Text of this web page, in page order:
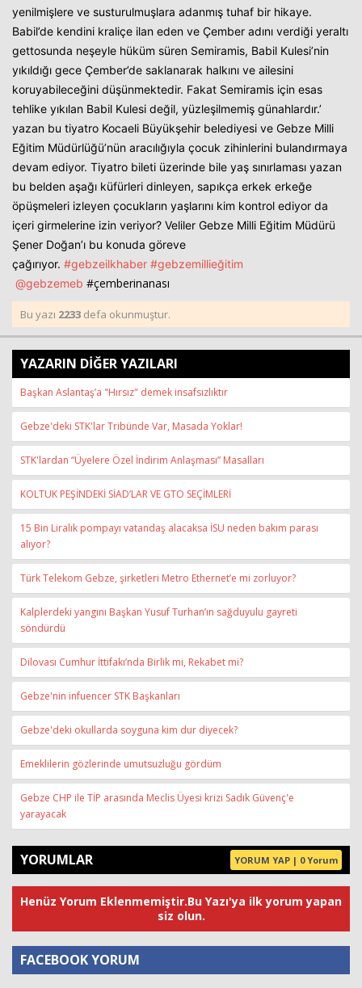
yenilmişlere ve susturulmuşlara adanmış tuhaf bir hikaye.
Babil’de kendini kraliçe ilan eden ve Çember adını verdiği yeraltı
gettosunda neşeyle hüküm süren Semiramis, Babil Kulesi’nin
yıkıldığı gece Çember’de saklanarak halkını ve ailesini
koruyabileceğini düşünmektedir. Fakat Semiramis için esas
tehlike yıkılan Babil Kulesi değil, yüzleşilmemiş günahlardır.’
yazan bu tiyatro Kocaeli Büyükşehir belediyesi ve Gebze Milli
Eğitim Müdürlüğü’nün aracılığıyla çocuk zihinlerini bulandırmaya
devam ediyor. Tiyatro bileti üzerinde bile yaş sınırlaması yazan
bu belden aşağı küfürleri dinleyen, sapıkça erkek erkeğe
öpüşmeleri izleyen çocukların yaşlarını kim kontrol ediyor da
içeri girmelerine izin veriyor? Veliler Gebze Milli Eğitim Müdürü
Şener Doğan’ı bu konuda göreve
çağırıyor. #gebzeilkhaber #gebzemillieğitim
@gebzemeb #çemberinanası
Bu yazı 2233 defa okunmuştur.
YAZARIN DİĞER YAZILARI
Başkan Aslantaş’a "Hırsız" demek insafsızlıktır
Gebze'deki STK'lar Tribünde Var, Masada Yoklar!
STK'lardan “Üyelere Özel İndirim Anlaşması” Masalları
KOLTUK PEŞİNDEKİ SİAD’LAR VE GTO SEÇİMLERİ
15 Bin Liralık pompayı vatandaş alacaksa İSU neden bakım parası
alıyor?
Türk Telekom Gebze, şirketleri Metro Ethernet’e mi zorluyor?
Kalplerdeki yangını Başkan Yusuf Turhan’ın sağduyulu gayreti
söndürdü
Dilovası Cumhur İttifakı’nda Birlik mi, Rekabet mi?
Gebze'nin infuencer STK Başkanları
Gebze'deki okullarda soyguna kim dur diyecek?
Emeklilerin gözlerinde umutsuzluğu gördüm
Gebze CHP ile TİP arasında Meclis Üyesi krizi Sadık Güvenç'e
yarayacak
YORUMLAR YORUM YAP | 0 Yorum
Henüz Yorum Eklenmemiştir.Bu Yazı'ya ilk yorum yapan
siz olun.
FACEBOOK YORUM